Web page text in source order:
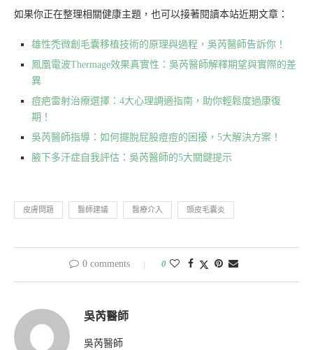
如果你正在整理相關健康主題，也可以接著閱讀本站近期文章：
雄性禿微創毛囊移植技術的原理與過程，吳芮醫師告訴你！
鳳凰電波Thermage效果真實性：吳芮醫師解釋期望與實際的差
異
痘疤雷射治療選擇：4大心理調適指南，助你輕鬆度過康復
期！
吳芮醫師指導：如何擺脫屁股痘痘的困擾，5大解決方案！
腋下多汗症自我評估：吳芮醫師的5大關鍵提示
皮膚問題 醫師建議 醫療介入 頭皮毛囊炎
0 comments 0
吳芮醫師
吳芮醫師